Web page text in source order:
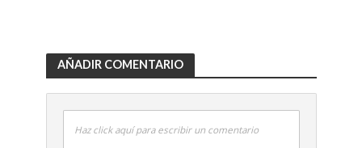
AÑADIR COMENTARIO
Haz click aquí para escribir un comentario